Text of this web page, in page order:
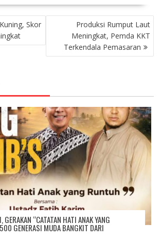
Skor
Produksi Rumput Laut
Meningkat, Pemda KKT
Terkendala Pemasaran
“CATATAN HATI ANAK YANG
GENERASI MUDA BANGKIT DARI